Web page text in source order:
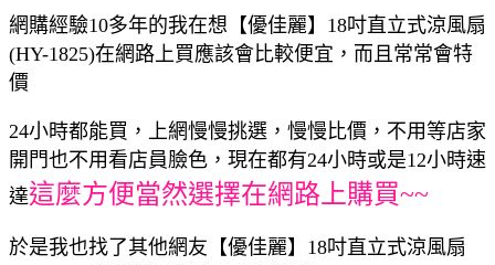
網購經驗10多年的我在想【優佳麗】18吋直立式涼風扇
(HY-1825)在網路上買應該會比較便宜，而且常常會特
價
24小時都能買，上網慢慢挑選，慢慢比價，不用等店家
開門也不用看店員臉色，現在都有24小時或是12小時速
達這麼方便當然選擇在網路上購買~~
於是我也找了其他網友【優佳麗】18吋直立式涼風扇